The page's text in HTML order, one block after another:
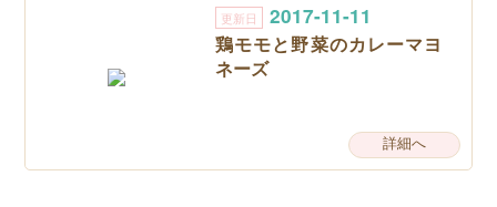
更新日 2017-11-11
鶏モモと野菜のカレーマヨ
ネーズ
詳細へ